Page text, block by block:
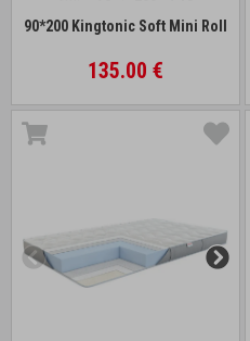
90*200 Kingtonic Soft Mini Roll
135.00 €